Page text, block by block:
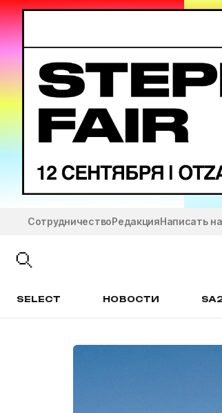
СотрудничествоРедакцияНаписать
SELECT НОВОСТИ